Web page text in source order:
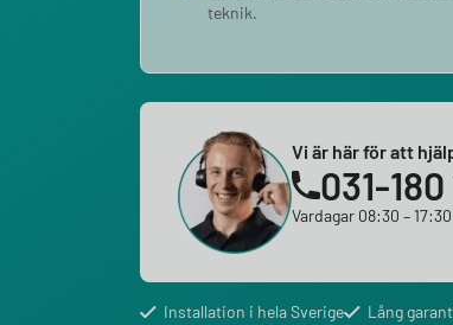
teknik.
Vi är här för att
031-180
Vardagar 08:30 – 17:30
Installation i hela Sverige Lång